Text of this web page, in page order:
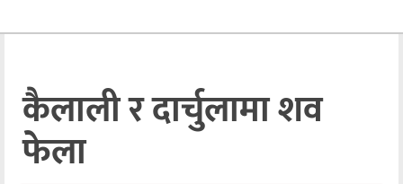
अन्तराष्ट्रिय
अन्तर्वार्ता
अर्थ
कैलाली र दार्चुलामा शव
फेला